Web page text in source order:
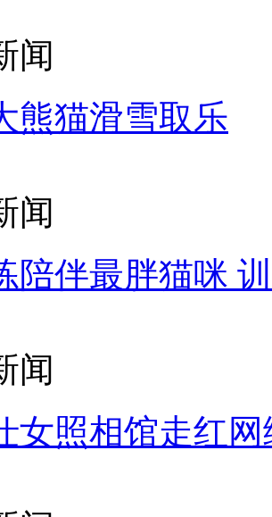
闻
熊猫滑雪取乐
闻
陪伴最胖猫咪
闻
女照相馆走红网